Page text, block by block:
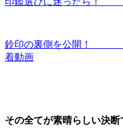
鈴印の裏側を公開！
着動画
その全てが素晴らしい決断